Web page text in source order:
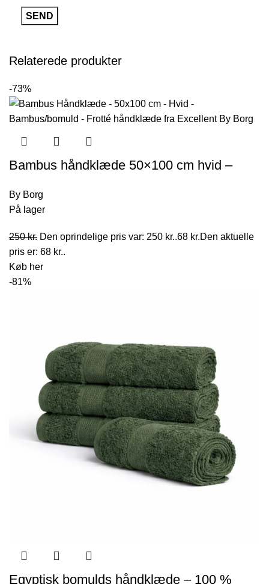
Relaterede produkter
-73%
Bambus håndklæde 50×100 cm hvid –
By Borg
På lager
250kr. Den oprindelige pris var: 250 kr..68 kr.Den aktuelle
pris er: 68 kr..
Køb her
-81%
Egyptisk bomulds håndklæde – 100 %